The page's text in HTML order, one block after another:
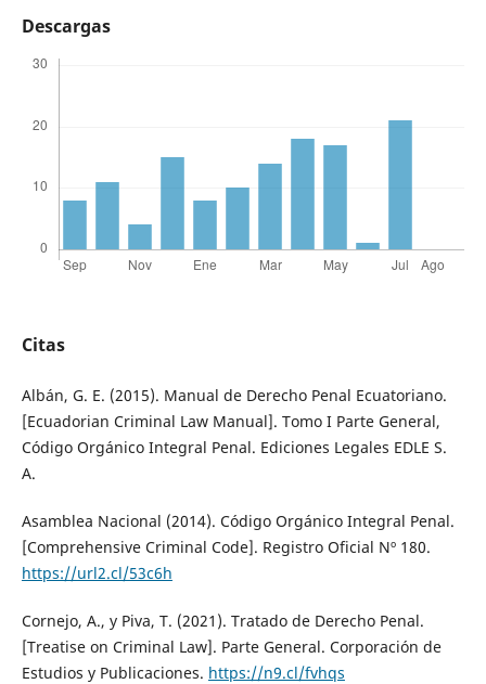
Descargas
Citas
Albán, G. E. (2015). Manual de Derecho Penal Ecuatoriano.
[Ecuadorian Criminal Law Manual]. Tomo I Parte General,
Código Orgánico Integral Penal. Ediciones Legales EDLE S.
A.
Asamblea Nacional (2014). Código Orgánico Integral Penal.
[Comprehensive Criminal Code]. Registro Oficial Nº 180.
https://url2.cl/53c6h
Cornejo, A., y Piva, T. (2021). Tratado de Derecho Penal.
[Treatise on Criminal Law]. Parte General. Corporación de
Estudios y Publicaciones. https://n9.cl/fvhqs